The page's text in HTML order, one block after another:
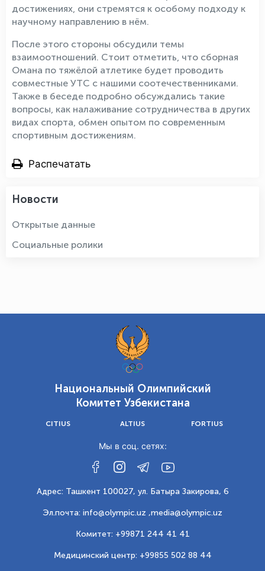
достижениях, они стремятся к особому подходу к
научному направлению в нём.
После этого стороны обсудили темы
взаимоотношений. Стоит отметить, что сборная
Омана по тяжёлой атлетике будет проводить
совместные УТС с нашими соотечественниками.
Также в беседе подробно обсуждались такие
вопросы, как налаживание сотрудничества в других
видах спорта, обмен опытом по современным
спортивным достижениям.
Распечатать
Новости
Открытые данные
Социальные ролики
Национальный Олимпийский
Комитет Узбекистана
CITIUS ALTIUS FORTIUS
Мы в соц. сетях:
Адрес: Ташкент 100027, ул. Батыра Закирова, 6
Эл.почта: info@olympic.uz ,media@olympic.uz
Комитет: +99871 244 41 41
Медицинский центр: +99855 502 88 44